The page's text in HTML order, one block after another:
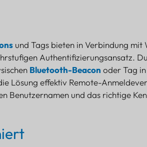
und Tags bieten in Verbindung mit
Authentifizierungsansatz.
Bluetooth-Beacon oder Tag
Lösung effektiv Remote-
Benutzernamen und das richtige